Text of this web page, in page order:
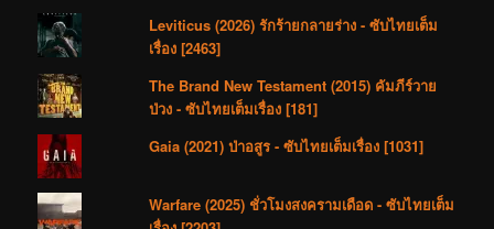
Leviticus (2026) รักร้ายกลายร่าง - ซับไทยเต็ม
เรื่อง [2463]
The Brand New Testament (2015) คัมภีร์วาย
ป่วง - ซับไทยเต็มเรื่อง [181]
Gaia (2021) ป่าอสูร - ซับไทยเต็มเรื่อง [1031]
Warfare (2025) ชั่วโมงสงครามเดือด - ซับไทยเต็ม